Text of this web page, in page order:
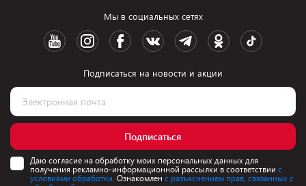
Мы в социальных сетях
Подписаться на новости и акции
Подписаться
Даю согласие на обработку моих персональных данных для
получения рекламно-информационной рассылки в соответствии с
условиями обработки. Ознакомлен с разъяснением прав, связанных с